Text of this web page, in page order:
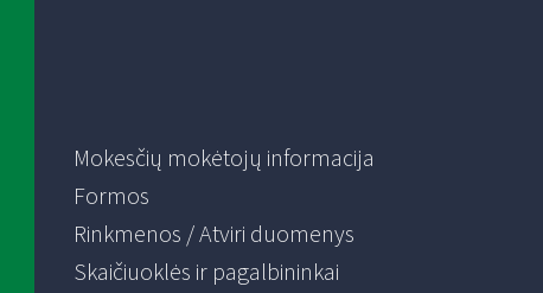
Mokesčių mokėtojų informacija
Formos
Rinkmenos / Atviri duomenys
Skaičiuoklės ir pagalbininkai